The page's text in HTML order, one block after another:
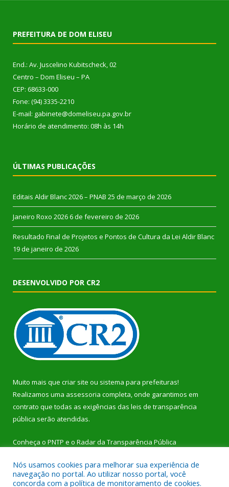
PREFEITURA DE DOM ELISEU
End.: Av. Juscelino Kubitscheck, 02
Centro – Dom Eliseu – PA
CEP: 68633-000
Fone: (94) 3335-2210
E-mail: gabinete@domeliseu.pa.gov.br
Horário de atendimento: 08h às 14h
ÚLTIMAS PUBLICAÇÕES
Editais Aldir Blanc 2026 – PNAB 25 de março de 2026
Janeiro Roxo 2026 6 de fevereiro de 2026
Resultado Final de Projetos e Pontos de Cultura da Lei Aldir Blanc
19 de janeiro de 2026
DESENVOLVIDO POR CR2
Muito mais que criar site ou sistema para prefeituras!
Realizamos uma assessoria completa, onde garantimos em
contrato que todas as exigências das leis de transparência
pública serão atendidas.
Conheça o PNTP e o Radar da Transparência Pública
Nós usamos cookies para melhorar sua experiência de
navegação no portal. Ao utilizar nosso portal, você
concorda com a política de monitoramento de cookies.